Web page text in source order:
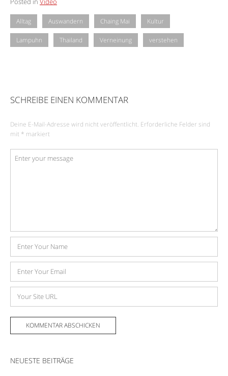
Alltag Auswandern Chaing Mai Kultur
Lampuhn Thailand Verneinung verstehen
SCHREIBE EINEN KOMMENTAR
Deine E-Mail-Adresse wird nicht veröffentlicht. Erforderliche Felder sind
mit * markiert
Kommentar
Name
Mail-
Adresse
Website
NEUESTE BEITRÄGE